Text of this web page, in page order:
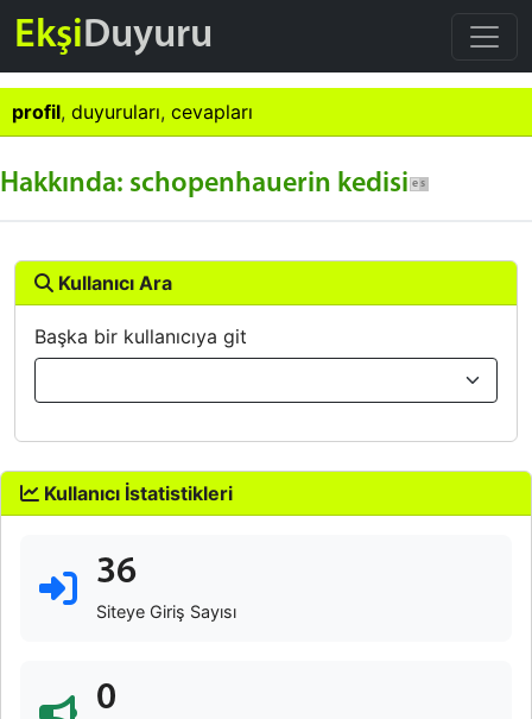
EkşiDuyuru
profil, duyuruları, cevapları
Hakkında: schopenhauerin kedisi
Kullanıcı Ara
Başka bir kullanıcıya git
Kullanıcı İstatistikleri
36
Siteye Giriş Sayısı
0